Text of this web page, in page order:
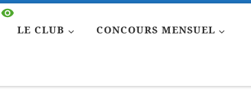
LE CLUB CONCOURS MENSUEL